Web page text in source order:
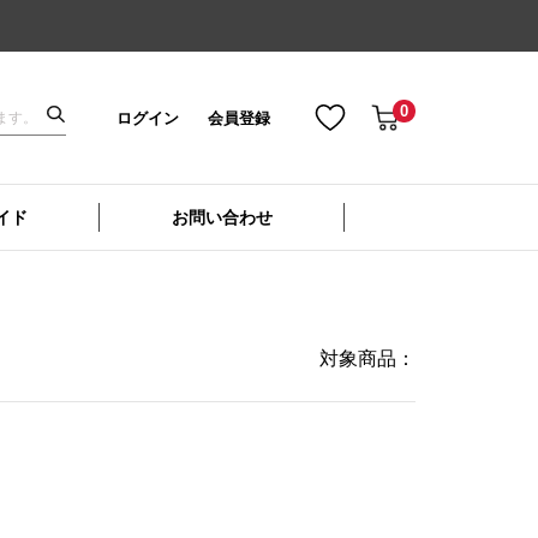
ログイン 会員登録 0
ド お問い合わせ
対象商品：